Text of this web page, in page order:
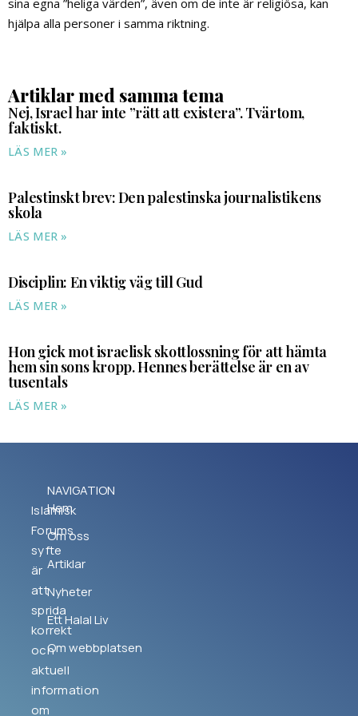
sina egna ”heliga värden”, även om de inte är religiösa, kan
hjälpa alla personer i samma riktning.
Artiklar med samma tema
Nej, Israel har inte ”rätt att existera”. Tvärtom,
faktiskt.
LÄS MER »
Palestinskt brev: Den palestinska journalistikens
skola
LÄS MER »
Disciplin: En viktig väg till Gud
LÄS MER »
Hon gick mot israelisk skottlossning för att hämta
hem sin sons kropp. Hennes berättelse är en av
tusentals
LÄS MER »
Islamisk
Forums
syfte
är
att
sprida
korrekt
och
aktuell
information
om
NAVIGATION
Hem
Om oss
Artiklar
Nyheter
Ett Halal Liv
Om webbplatsen